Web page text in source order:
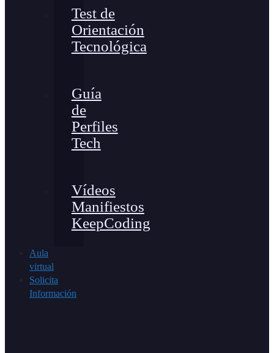
Test de
Orientación
Tecnológica
Guía
de
Perfiles
Tech
Vídeos
Manifiestos
KeepCoding
Aula
virtual
Solicita
Información